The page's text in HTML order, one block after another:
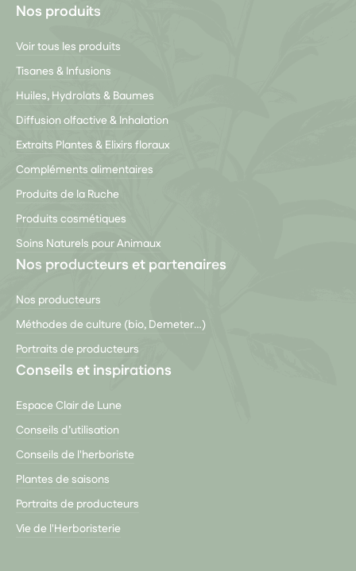
Nos produits
Voir tous les produits
Tisanes & Infusions
Huiles, Hydrolats & Baumes
Diffusion olfactive & Inhalation
Extraits Plantes & Elixirs floraux
Compléments alimentaires
Produits de la Ruche
Produits cosmétiques
Soins Naturels pour Animaux
Nos producteurs et partenaires
Nos producteurs
Méthodes de culture (bio, Demeter…)
Portraits de producteurs
Conseils et inspirations
Espace Clair de Lune
Conseils d’utilisation
Conseils de l'herboriste
Plantes de saisons
Portraits de producteurs
Vie de l'Herboristerie